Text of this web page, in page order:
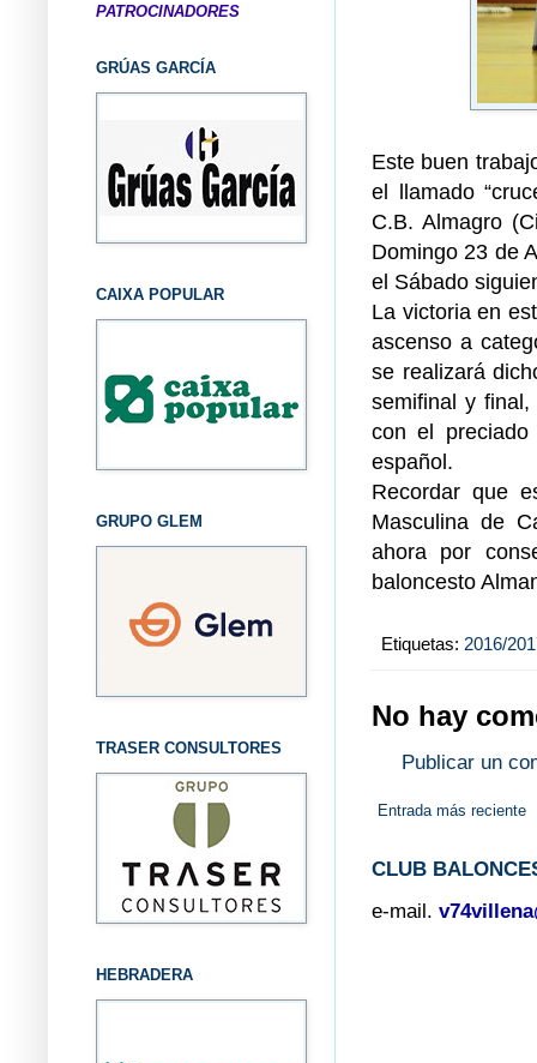
Este buen
el llamado
C.B. Almagro
Domingo 23 de
el Sábado
La victoria en
ascenso a
se realizará
semifinal y
con el
español.
Recordar que
Masculina de
ahora por
baloncesto
Etiquetas: 2016/
No hay
Publicar un
Entrada más reciente
CLUB
e-mail.
PATROCINADORES
GRÚAS GARCÍA
CAIXA POPULAR
GRUPO GLEM
TRASER CONSULTORES
HEBRADERA